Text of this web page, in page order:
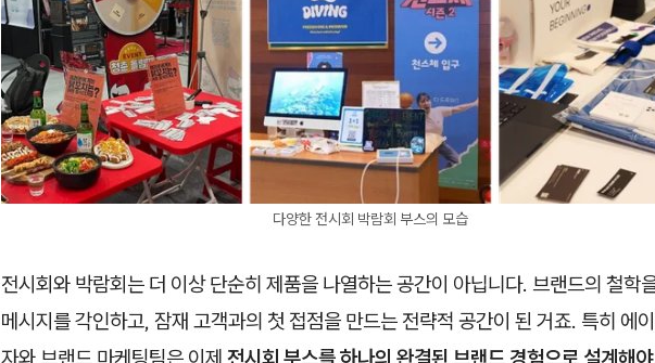
다양한 전시회 박람회 부스의 모습
전시회와 박람회는 더 이상 단순히 제품을 나열하는 공간이 아닙니다. 브랜드의 철학
메시지를 각인하고, 잠재 고객과의 첫 접점을 만드는 전략적 공간이 된 거죠. 특히 에
자와 브랜드 마케팅팀은 이제 전시회 부스를 하나의 완결된 브랜드 경험으로 설계해